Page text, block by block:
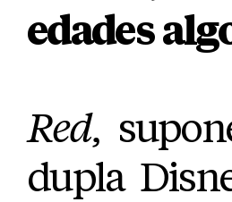
edades
Red,
dupla